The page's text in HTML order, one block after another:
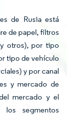
de Rusia está
de papel, filtros
otros), por tipo
tipo de vehículo
y por canal
y mercado de
mercado y el
segmentos